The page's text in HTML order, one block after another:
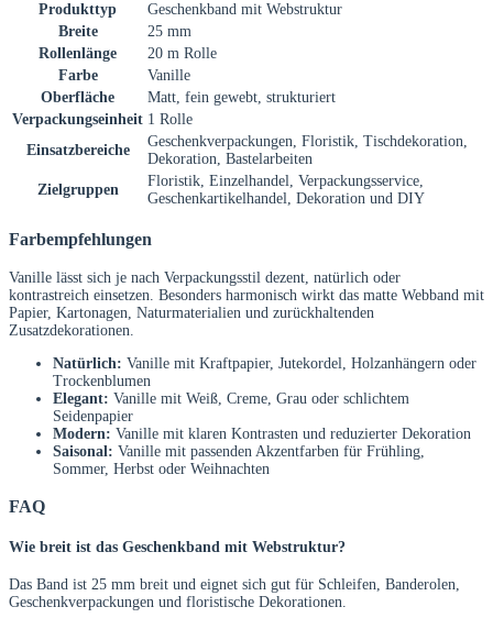
Produkttyp
Geschenkband mit Webstruktur
Breite
25 mm
Rollenlänge
20 m Rolle
Farbe
Vanille
Oberfläche
Matt, fein gewebt, strukturiert
Verpackungseinheit 1 Rolle
Einsatzbereiche
Geschenkverpackungen, Floristik, Tischdekoration,
Dekoration, Bastelarbeiten
Zielgruppen
Floristik, Einzelhandel, Verpackungsservice,
Geschenkartikelhandel, Dekoration und DIY
Farbempfehlungen
Vanille lässt sich je nach Verpackungsstil dezent, natürlich oder
kontrastreich einsetzen. Besonders harmonisch wirkt das matte Webband mit
Papier, Kartonagen, Naturmaterialien und zurückhaltenden
Zusatzdekorationen.
Natürlich: Vanille mit Kraftpapier, Jutekordel, Holzanhängern oder
Trockenblumen
Elegant: Vanille mit Weiß, Creme, Grau oder schlichtem
Seidenpapier
Modern: Vanille mit klaren Kontrasten und reduzierter Dekoration
Saisonal: Vanille mit passenden Akzentfarben für Frühling,
Sommer, Herbst oder Weihnachten
FAQ
Wie breit ist das Geschenkband mit Webstruktur?
Das Band ist 25 mm breit und eignet sich gut für Schleifen, Banderolen,
Geschenkverpackungen und floristische Dekorationen.